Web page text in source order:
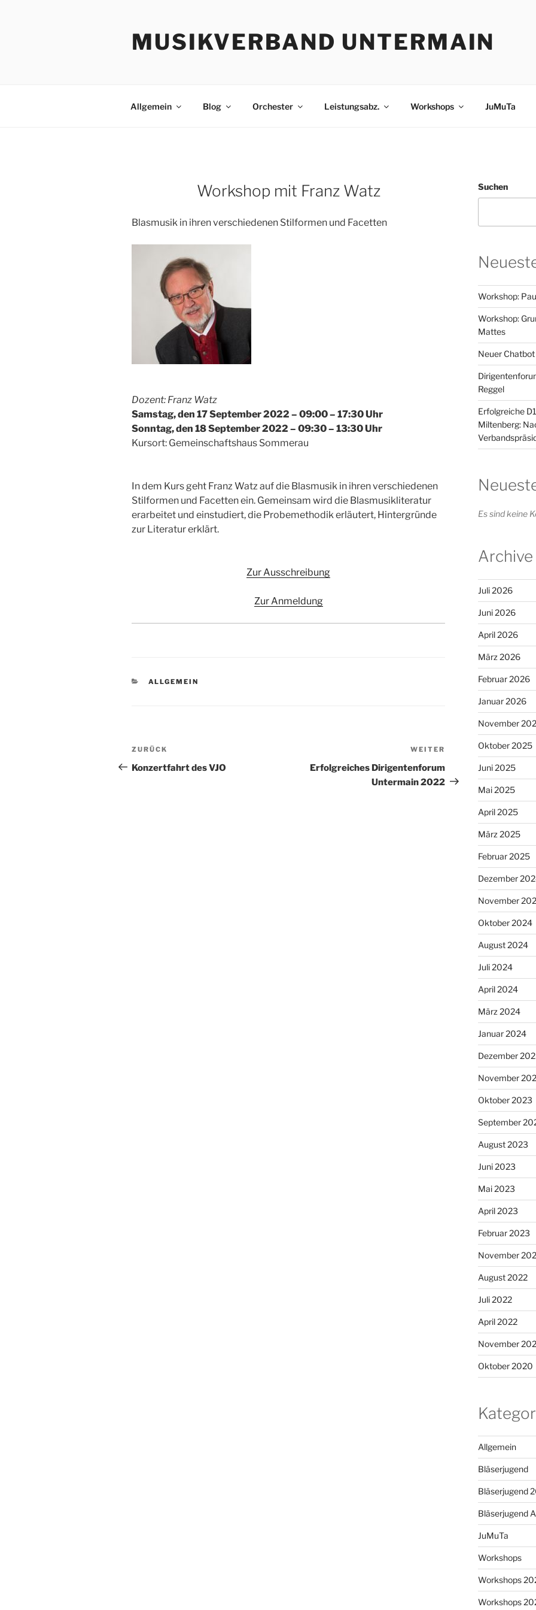
MUSIKVERBAND UNTERMAIN
Allgemein Blog Orchester Leistungsabz. Workshops JuMuTa
Workshop mit Franz Watz
Blasmusik in ihren verschiedenen Stilformen und Facetten
Dozent: Franz Watz
Samstag, den 17 September 2022 – 09:00 – 17:30 Uhr
Sonntag, den 18 September 2022 – 09:30 – 13:30 Uhr
Kursort: Gemeinschaftshaus Sommerau
In dem Kurs geht Franz Watz auf die Blasmusik in ihren verschiedenen
Stilformen und Facetten ein. Gemeinsam wird die Blasmusikliteratur
erarbeitet und einstudiert, die Probemethodik erläutert, Hintergründe
zur Literatur erklärt.
Zur Ausschreibung
Zur Anmeldung
KATEGORIEN
ALLGEMEIN
Beitragsnavigation
Vorheriger
Beitrag
ZURÜCK
Konzertfahrt des VJO
Nächster
Beitrag
WEITER
Erfolgreiches Dirigentenforum
Untermain 2022
Suchen
Workshop:
Workshop:
Mattes
Neuer
Reggel
Erfolgreiche
Miltenberg:
Es sind keine
Archive
Juli 2026
Juni 2026
April 2026
März 2026
Februar 2026
Januar 2026
November
Oktober 2025
Juni 2025
Mai 2025
April 2025
März 2025
Februar 2025
Dezember
November
Oktober 2024
August 2024
Juli 2024
April 2024
März 2024
Januar 2024
Dezember
November
Oktober 2023
September
August 2023
Juni 2023
Mai 2023
April 2023
Februar 2023
November
August 2022
Juli 2022
April 2022
November
Oktober 2020
Allgemein
Bläserjugend
Bläserjugend
Bläserjugend
JuMuTa
Workshops
Workshops
Workshops